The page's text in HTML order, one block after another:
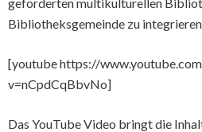
Bibliotheksgemeinde zu
[youtube https://
v=nCpdCqBbvNo]
Das YouTube Video bringt die